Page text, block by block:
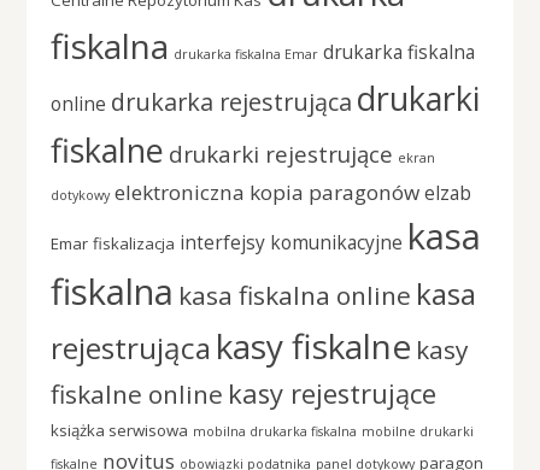
fiskalna drukarka fiskalna Emar drukarka fiskalna
online drukarka rejestrująca drukarki
fiskalne drukarki rejestrujące ekran
dotykowy elektroniczna kopia paragonów elzab
Emar fiskalizacja interfejsy komunikacyjne kasa
fiskalna kasa fiskalna online kasa
rejestrująca kasy fiskalne kasy
fiskalne online kasy rejestrujące
książka serwisowa mobilna drukarka fiskalna mobilne drukarki
fiskalne novitus obowiązki podatnika panel dotykowy paragon